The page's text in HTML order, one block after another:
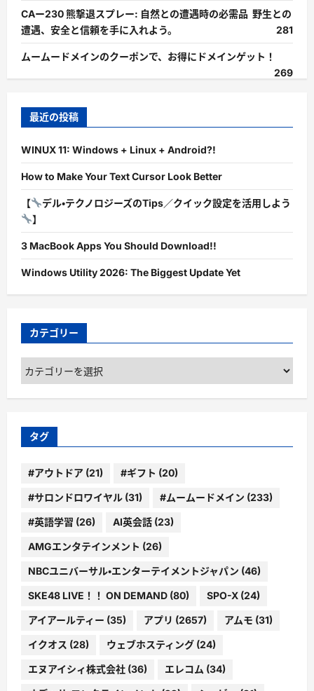
CAー230 熊撃退スプレー: 自然との遭遇時の必需品 野生との
遭遇、安全と信頼を手に入れよう。
281
ムームードメインのクーポンで、お得にドメインゲット！
269
最近の投稿
WINUX 11: Windows + Linux + Android?!
How to Make Your Text Cursor Look Better
【
デル・テクノロジーズのTips／クイック設定を活用しよう
】
3 MacBook Apps You Should Download!!
Windows Utility 2026: The Biggest Update Yet
カテゴリー
カ
ゴ
ー
タグ
#アウトドア (21) #ギフト (20)
#サロンドロワイヤル (31) #ムームードメイン (233)
#英語学習 (26) AI英会話 (23)
AMGエンタテインメント (26)
NBCユニバーサル・エンターテイメントジャパン (46)
SKE48 LIVE！！ ON DEMAND (80) SPO-X (24)
アイアールティー (35) アプリ (2657) アムモ (31)
イクオス (28) ウェブホスティング (24)
エヌアイシィ株式会社 (36) エレコム (34)